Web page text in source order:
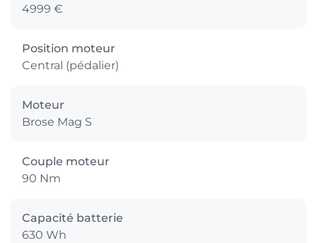
4999 €
Position moteur
Central (pédalier)
Moteur
Brose Mag S
Couple moteur
90 Nm
Capacité batterie
630 Wh